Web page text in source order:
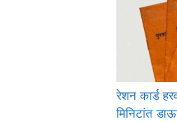
रेशन कार्ड
मिनिटांत